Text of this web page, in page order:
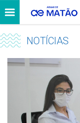
NOTÍCIAS